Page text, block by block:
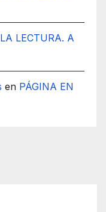
LECTURA. A
en PÁGINA EN